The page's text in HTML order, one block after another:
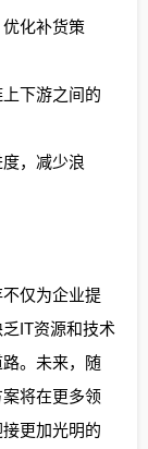
化补货策
下游之间的
，减少浪
仅为企业提
IT资源和技术
。未来，随
将在更多领
更加光明的